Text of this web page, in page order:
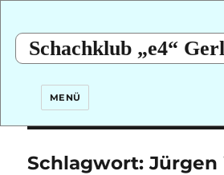
Schachklub „e4“
MENÜ
Schlagwort:Jürgen